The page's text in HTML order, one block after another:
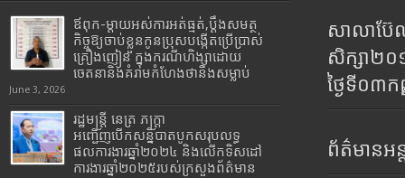
ឪពុក-ម្ដាយអស់ការអត់ធ្មត់,ប្ដឹងសមត្ថ
កិច្ចឱ្យចាប់ខ្លួនកូនប្រុសបង្កើតប្រើប្រាស់
គ្រឿងញៀន ក្នុងករណីហិង្សាដោយ
ចេតនានិងគំរាមកំហែងថានឹងសម្លាប់
June 3, 2026
រដ្ឋមន្រ្តី​ នេត្រ​ ភក្ត្រា​
អញ្ជើញបើកសន្និបាតបូកសរុបលទ្ធ
ផលការងារឆ្នាំ២០២៤ និងលើកទិសដៅ
ការងារឆ្នាំ២០២៥របស់​ក្រសួង​ព័ត៌មាន​
សាលាប៊ែ
សិក្សា២
ថ្ងៃទី០៣
ព័ត៌មានអន្